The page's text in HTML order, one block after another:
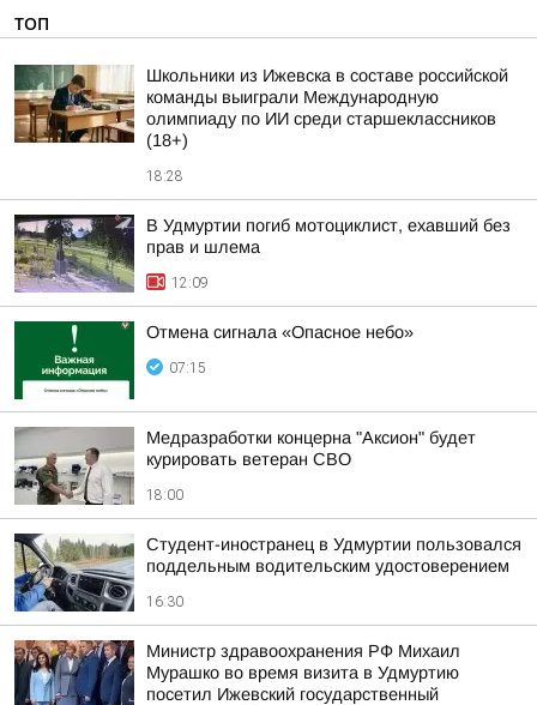
ТОП
Школьники из Ижевска в составе российской
команды выиграли Международную
олимпиаду по ИИ среди старшеклассников
(18+)
18:28
В Удмуртии погиб мотоциклист, ехавший без
прав и шлема
12:09
Отмена сигнала «Опасное небо»
07:15
Медразработки концерна "Аксион" будет
курировать ветеран СВО
18:00
Студент-иностранец в Удмуртии пользовался
поддельным водительским удостоверением
16:30
Министр здравоохранения РФ Михаил
Мурашко во время визита в Удмуртию
посетил Ижевский государственный